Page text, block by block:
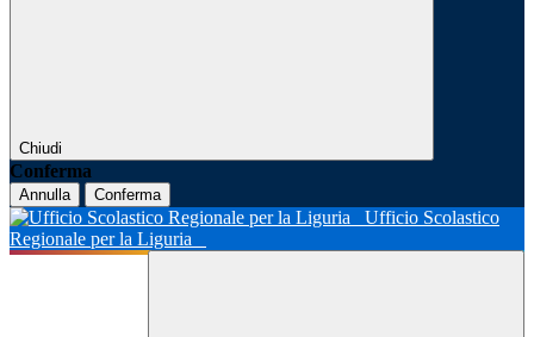
Chiudi
Conferma
Annulla Conferma
Ufficio Scolastico
Regionale per la Liguria